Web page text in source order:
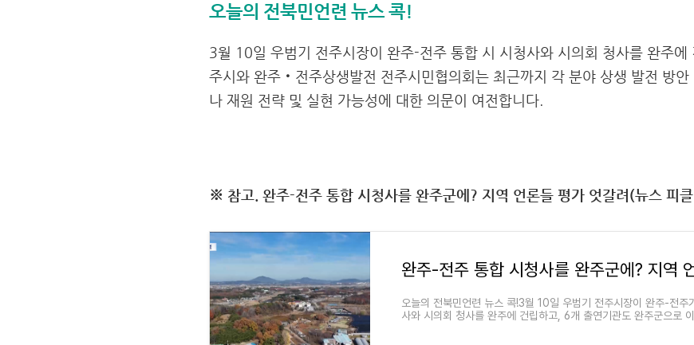
오늘의 전북민언련 뉴스 콕!
3월 10일 우범기 전주시장이 완주-전주 통합 시 시청사와 시의회 청사를 완주에
주시와 완주‧전주상생발전 전주시민협의회는 최근까지 각 분야 상생 발전 방안
나 재원 전략 및 실현 가능성에 대한 의문이 여전합니다.
※ 참고. 완주-전주 통합 시청사를 완주군에? 지역 언론들 평가 엇갈려(뉴스 피
오늘의 전북민언련 뉴스 콕!3월 10일 우범기 전주시장이 완주-전주
사와 시의회 청사를 완주에 건립하고, 6개 출연기관도 완주군으로